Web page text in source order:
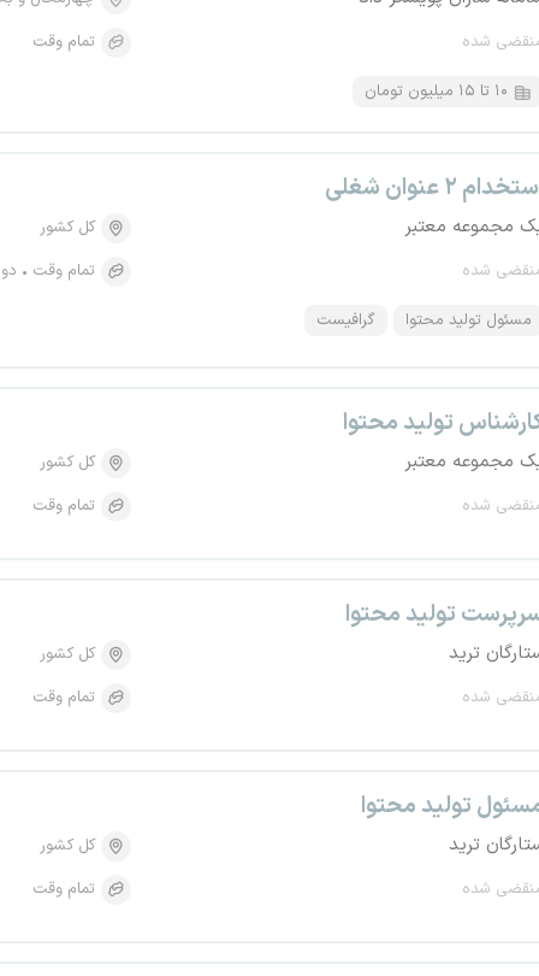
شده
تمام وقت
۱۰ تا ۱۵ میلیون تومان
۲ عنوان شغلی
مجموعه معتبر
شده
کل کشور
تمام وقت
مسئول تولید محتوا گرافیست
تولید محتوا
مجموعه معتبر
شده
کل کشور
تمام وقت
تولید محتوا
ترید
شده
کل کشور
تمام وقت
تولید محتوا
ترید
شده
کل کشور
تمام وقت